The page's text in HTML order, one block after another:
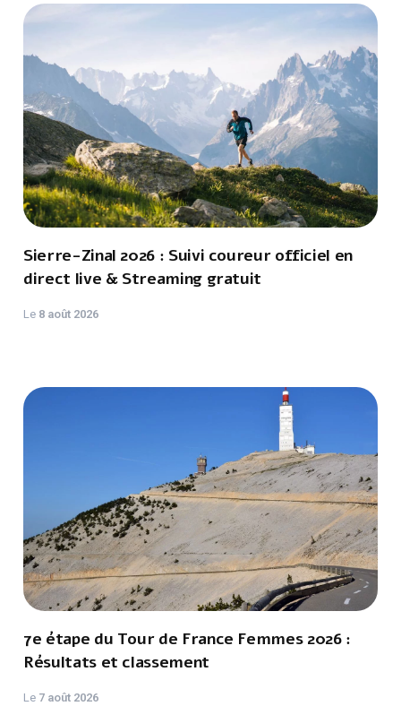
Sierre-Zinal 2026 : Suivi coureur officiel en
direct live & Streaming gratuit
Le 8 août 2026
7e étape du Tour de France Femmes 2026 :
Résultats et classement
Le 7 août 2026